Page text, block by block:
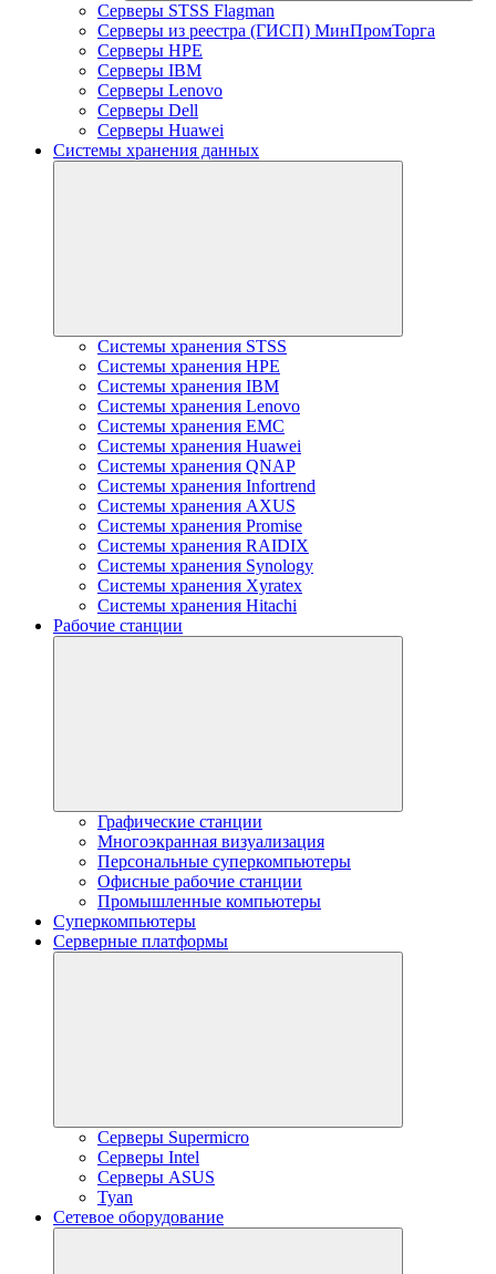
Серверы STSS Flagman
Серверы из реестра (ГИСП) МинПромТорга
Серверы HPE
Серверы IBM
Серверы Lenovo
Серверы Dell
Серверы Huawei
Системы хранения данных
Системы хранения STSS
Системы хранения HPE
Системы хранения IBM
Системы хранения Lenovo
Системы хранения EMC
Системы хранения Huawei
Системы хранения QNAP
Системы хранения Infortrend
Системы хранения AXUS
Системы хранения Promise
Системы хранения RAIDIX
Системы хранения Synology
Системы хранения Xyratex
Системы хранения Hitachi
Рабочие станции
Графические станции
Многоэкранная визуализация
Персональные суперкомпьютеры
Офисные рабочие станции
Промышленные компьютеры
Суперкомпьютеры
Серверные платформы
Серверы Supermicro
Серверы Intel
Серверы ASUS
Tyan
Сетевое оборудование